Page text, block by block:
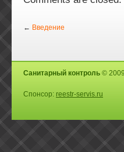
← Введение
Санитарный контроль ©
Спонсор: reestr-servis.ru